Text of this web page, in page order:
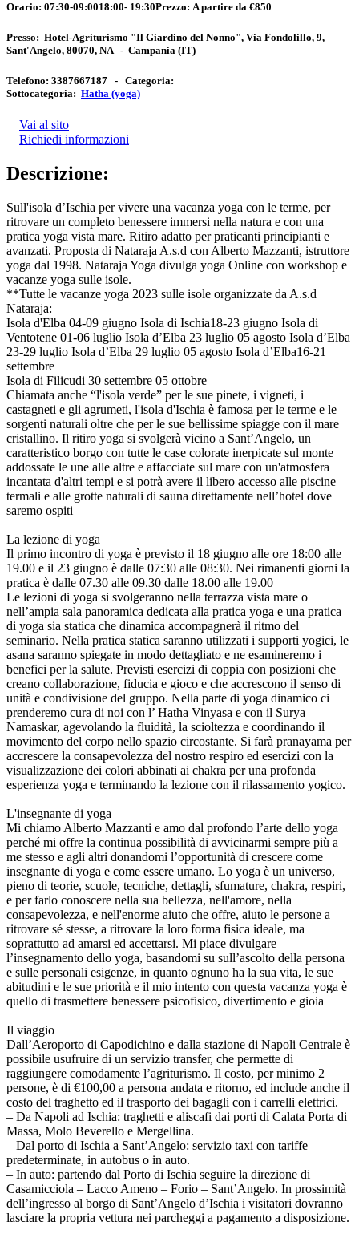
Orario: 07:30-09:0018:00- 19:30Prezzo: A partire da €850
Presso: Hotel-Agriturismo "Il Giardino del Nonno", Via Fondolillo, 9,
Sant'Angelo, 80070, NA- Campania (IT)
Telefono: 3387667187 - Categoria:
Sottocategoria: Hatha (yoga)
Vai al sito
Richiedi informazioni
Descrizione:
Sull'isola d’Ischia per vivere una vacanza yoga con le terme, per
ritrovare un completo benessere immersi nella natura e con una
pratica yoga vista mare. Ritiro adatto per praticanti principianti e
avanzati. Proposta di Nataraja A.s.d con Alberto Mazzanti, istruttore
yoga dal 1998. Nataraja Yoga divulga yoga Online con workshop e
vacanze yoga sulle isole.
**Tutte le vacanze yoga 2023 sulle isole organizzate da A.s.d
Nataraja:
Isola d'Elba 04-09 giugno Isola di Ischia18-23 giugno Isola di
Ventotene 01-06 luglio Isola d’Elba 23 luglio 05 agosto Isola d’Elba
23-29 luglio Isola d’Elba 29 luglio 05 agosto Isola d’Elba16-21
settembre
Isola di Filicudi 30 settembre 05 ottobre
Chiamata anche “l'isola verde” per le sue pinete, i vigneti, i
castagneti e gli agrumeti, l'isola d'Ischia è famosa per le terme e le
sorgenti naturali oltre che per le sue bellissime spiagge con il mare
cristallino. Il ritiro yoga si svolgerà vicino a Sant’Angelo, un
caratteristico borgo con tutte le case colorate inerpicate sul monte
addossate le une alle altre e affacciate sul mare con un'atmosfera
incantata d'altri tempi e si potrà avere il libero accesso alle piscine
termali e alle grotte naturali di sauna direttamente nell’hotel dove
saremo ospiti
La lezione di yoga
Il primo incontro di yoga è previsto il 18 giugno alle ore 18:00 alle
19.00 e il 23 giugno è dalle 07:30 alle 08:30. Nei rimanenti giorni la
pratica è dalle 07.30 alle 09.30 dalle 18.00 alle 19.00
Le lezioni di yoga si svolgeranno nella terrazza vista mare o
nell’ampia sala panoramica dedicata alla pratica yoga e una pratica
di yoga sia statica che dinamica accompagnerà il ritmo del
seminario. Nella pratica statica saranno utilizzati i supporti yogici, le
asana saranno spiegate in modo dettagliato e ne esamineremo i
benefici per la salute. Previsti esercizi di coppia con posizioni che
creano collaborazione, fiducia e gioco e che accrescono il senso di
unità e condivisione del gruppo. Nella parte di yoga dinamico ci
prenderemo cura di noi con l’ Hatha Vinyasa e con il Surya
Namaskar, agevolando la fluidità, la scioltezza e coordinando il
movimento del corpo nello spazio circostante. Si farà pranayama per
accrescere la consapevolezza del nostro respiro ed esercizi con la
visualizzazione dei colori abbinati ai chakra per una profonda
esperienza yoga e terminando la lezione con il rilassamento yogico.
L'insegnante di yoga
Mi chiamo Alberto Mazzanti e amo dal profondo l’arte dello yoga
perché mi offre la continua possibilità di avvicinarmi sempre più a
me stesso e agli altri donandomi l’opportunità di crescere come
insegnante di yoga e come essere umano. Lo yoga è un universo,
pieno di teorie, scuole, tecniche, dettagli, sfumature, chakra, respiri,
e per farlo conoscere nella sua bellezza, nell'amore, nella
consapevolezza, e nell'enorme aiuto che offre, aiuto le persone a
ritrovare sé stesse, a ritrovare la loro forma fisica ideale, ma
soprattutto ad amarsi ed accettarsi. Mi piace divulgare
l’insegnamento dello yoga, basandomi su sull’ascolto della persona
e sulle personali esigenze, in quanto ognuno ha la sua vita, le sue
abitudini e le sue priorità e il mio intento con questa vacanza yoga è
quello di trasmettere benessere psicofisico, divertimento e gioia
Il viaggio
Dall’Aeroporto di Capodichino e dalla stazione di Napoli Centrale è
possibile usufruire di un servizio transfer, che permette di
raggiungere comodamente l’agriturismo. Il costo, per minimo 2
persone, è di €100,00 a persona andata e ritorno, ed include anche il
costo del traghetto ed il trasporto dei bagagli con i carrelli elettrici.
– Da Napoli ad Ischia: traghetti e aliscafi dai porti di Calata Porta di
Massa, Molo Beverello e Mergellina.
– Dal porto di Ischia a Sant’Angelo: servizio taxi con tariffe
predeterminate, in autobus o in auto.
– In auto: partendo dal Porto di Ischia seguire la direzione di
Casamicciola – Lacco Ameno – Forio – Sant’Angelo. In prossimità
dell’ingresso al borgo di Sant’Angelo d’Ischia i visitatori dovranno
lasciare la propria vettura nei parcheggi a pagamento a disposizione.